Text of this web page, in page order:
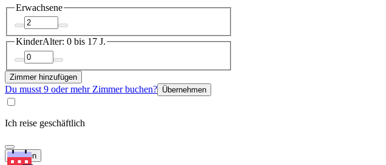
Erwachsene
KinderAlter: 0 bis 17 J.
Zimmer hinzufügen
Du musst 9 oder mehr Zimmer buchen? Übernehmen
Ich reise geschäftlich
Suchen